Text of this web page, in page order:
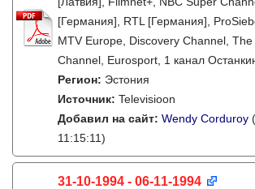
[Германия], RTL [Германия],
MTV Europe, Discovery Channel,
Channel, Eurosport, 1 канал
Регион: Эстония
Источник: Televisioon
Добавил на сайт: Wendy Corduroy
11:15:11)
31-10-1994 - 06-11-1994